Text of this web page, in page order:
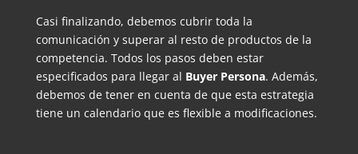
Casi finalizando, debemos cubrir toda la
comunicación y superar al resto de productos de la
competencia. Todos los pasos deben estar
especificados para llegar al Buyer Persona. Además,
debemos de tener en cuenta de que esta estrategia
tiene un calendario que es flexible a modificaciones.